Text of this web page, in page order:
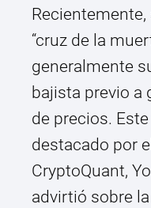
“cruz de la
generalmente
bajista previo a
de precios.
destacado por
CryptoQuant,
advirtió sobre